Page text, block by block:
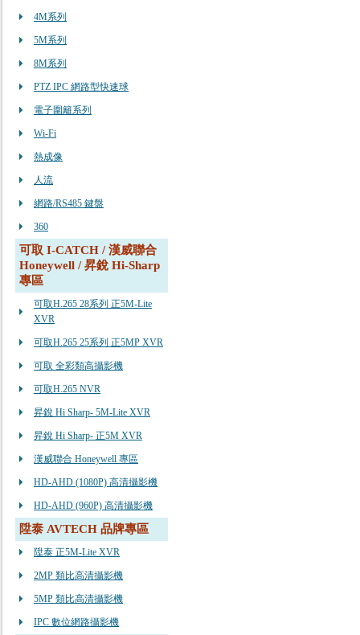
4M系列
5M系列
8M系列
PTZ IPC 網路型快速球
電子圍籬系列
Wi-Fi
熱成像
人流
網路/RS485 鍵盤
360
可取 I-CATCH / 漢威聯合
Honeywell / 昇銳 Hi-Sharp
專區
可取H.265 28系列 正5M-Lite
XVR
可取H.265 25系列 正5MP XVR
可取 全彩類高攝影機
可取H.265 NVR
昇銳 Hi Sharp- 5M-Lite XVR
昇銳 Hi Sharp- 正5M XVR
漢威聯合 Honeywell 專區
HD-AHD (1080P) 高清攝影機
HD-AHD (960P) 高清攝影機
陞泰 AVTECH 品牌專區
陞泰 正5M-Lite XVR
2MP 類比高清攝影機
5MP 類比高清攝影機
IPC 數位網路攝影機